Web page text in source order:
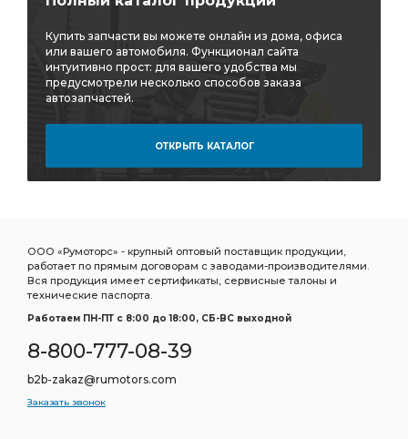
Купить запчасти вы можете онлайн из дома, офиса
или вашего автомобиля. Функционал сайта
интуитивно прост: для вашего удобства мы
предусмотрели несколько способов заказа
автозапчастей.
ОТКРЫТЬ КАТАЛОГ
ООО «Румоторс» - крупный оптовый поставщик продукции,
работает по прямым договорам с заводами-производителями.
Вся продукция имеет сертификаты, сервисные талоны и
технические паспорта.
Работаем ПН-ПТ c 8:00 до 18:00, СБ-ВС выходной
8-800-777-08-39
b2b-zakaz@rumotors.com
Заказать звонок